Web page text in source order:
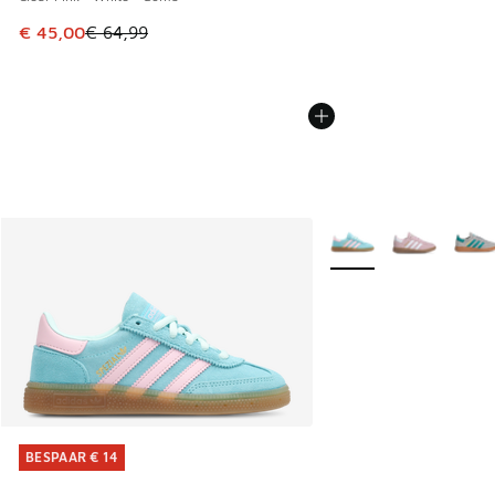
Dit artikel is in de uitverkoop. Dit artikel is in de
€ 45,00€ 64,99
BESPAAR € 14
BESPAAR € 14
Meer kleuren